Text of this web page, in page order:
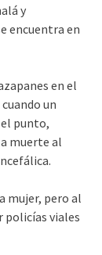
y
encuentra en
en el
un
punto,
muerte al
mujer, pero al
policías viales